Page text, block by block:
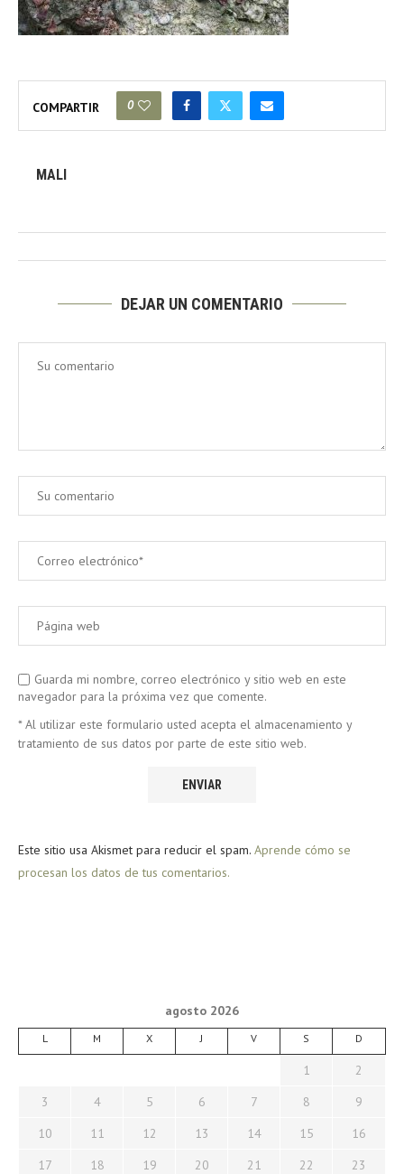
COMPARTIR 0
MALI
DEJAR UN COMENTARIO
Guarda mi nombre, correo electrónico y sitio web en este
navegador para la próxima vez que comente.
* Al utilizar este formulario usted acepta el almacenamiento y
tratamiento de sus datos por parte de este sitio web.
Este sitio usa Akismet para reducir el spam. Aprende cómo se
procesan los datos de tus comentarios.
agosto 2026
L M X J V S D
1
2
3
4 5 6 7 8
9
10
11 12 13 14 15
16
17
18 19 20 21 22
23